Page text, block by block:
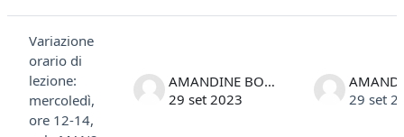
Variazione
orario di
lezione:
mercoledì,
ore 12-14,
AMANDINE BONESSO
29 set 2023
29 set